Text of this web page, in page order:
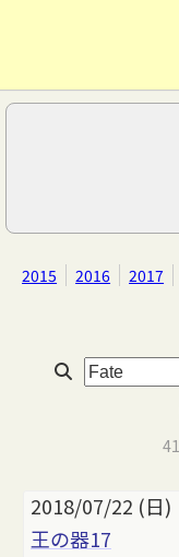
2015 2016 2017
2018/07/22 (日)
王の器17